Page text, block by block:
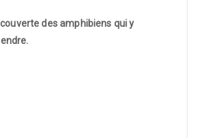
des amphibiens qui y